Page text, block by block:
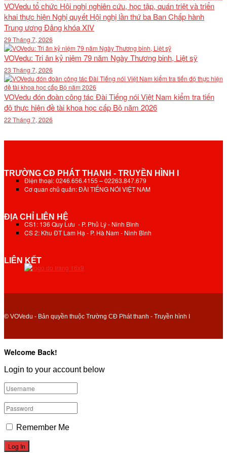
VOVedu tổ chức Hội nghị nghiên cứu, học tập, quán triệt và triển
khai thực hiện Nghị quyết Hội nghị lần thứ ba Ban Chấp hành
Trung ương Đảng khóa XIV
29 Tháng 7, 2026
VOVedu: Tri ân kỷ niệm 79 năm Ngày Thương binh, Liệt sỹ
23 Tháng 7, 2026
VOVedu đón đoàn công tác Đài Tiếng nói Việt Nam kiểm tra tiến
độ thực hiện đề tài khoa học cấp Bộ năm 2026
22 Tháng 7, 2026
TRƯỜNG CĐ PHÁT THANH - TRUYỀN HÌNH I
Điện thoại: 0246.656.4155 – 02263.847.679
Cơ quan chủ quản: ĐÀI TIẾNG NÓI VIỆT NAM
ĐỊA CHỈ LIÊN HỆ
CS1: 136 Quy Lưu - P. Phủ Lý - Ninh Bình
CS 2: Khu ĐT Lam Hạ - P. Hà Nam - Ninh Bình
LIÊN KẾT
© VOVedu - Bản quyền thuộc Trường CĐ Phát thanh - Truyền hình I
Welcome Back!
Login to your account below
Remember Me